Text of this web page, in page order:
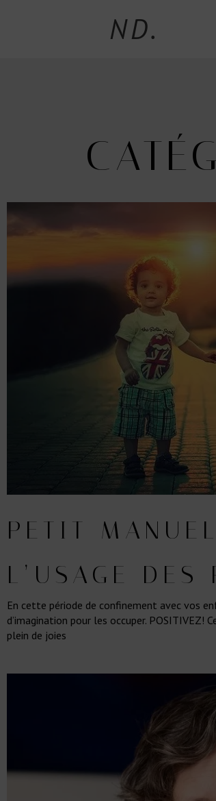
ND.
PETIT
L’USAGE DES
En cette période de confinement avec vos
d’imagination pour les occuper.
plein de joies